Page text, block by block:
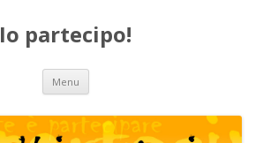
Io partecipo!
Menu Vai
contenuto